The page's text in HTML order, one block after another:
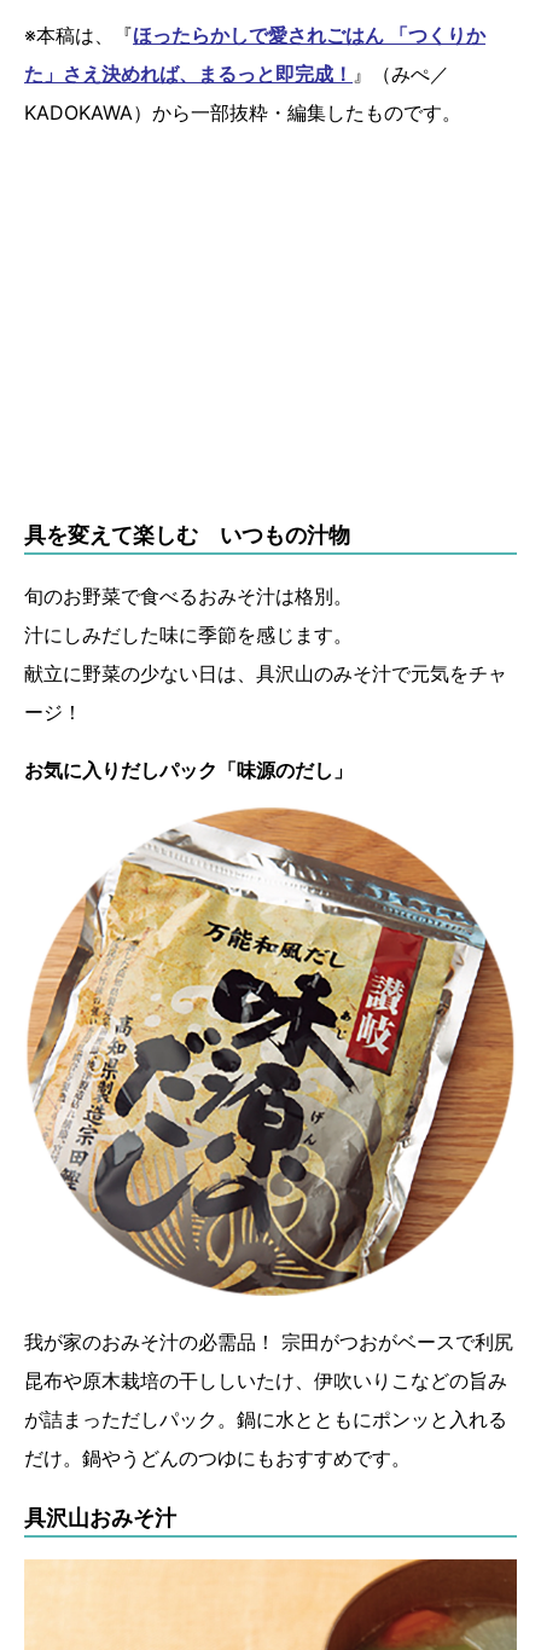
※本稿は、『ほったらかしで愛されごはん 「つくりか
た」さえ決めれば、まるっと即完成！ 』（みぺ／
KADOKAWA）から一部抜粋・編集したものです。
具を変えて楽しむ いつもの汁物
旬のお野菜で食べるおみそ汁は格別。
汁にしみだした味に季節を感じます。
献立に野菜の少ない日は、具沢山のみそ汁で元気をチャ
ージ！
お気に入りだしパック「味源のだし」
我が家のおみそ汁の必需品！ 宗田がつおがベースで利尻
昆布や原木栽培の干ししいたけ、伊吹いりこなどの旨み
が詰まっただしパック。鍋に水とともにポンッと入れる
だけ。鍋やうどんのつゆにもおすすめです。
具沢山おみそ汁